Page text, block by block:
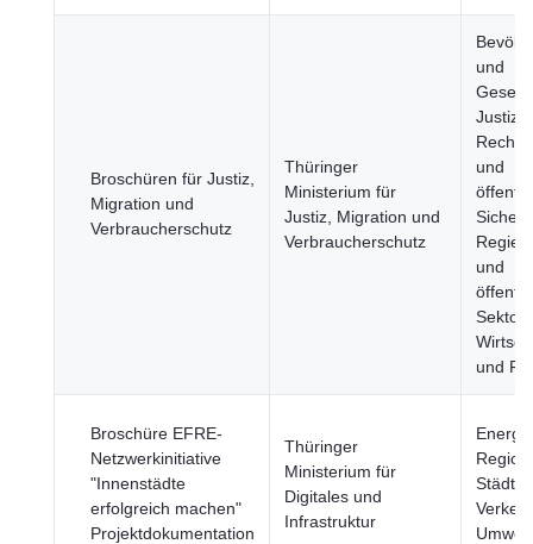
Broschüren für Justiz,
Migration und
Verbraucherschutz
Thüringer
Ministerium für
Justiz, Migration und
Verbraucherschutz
und
Justiz,
und
und
Sektor,
und
Broschüre EFRE-
Netzwerkinitiative
"Innenstädte
erfolgreich machen"
Projektdokumentation
Thüringer
Ministerium für
Digitales und
Infrastruktur
Städte,
Umwelt